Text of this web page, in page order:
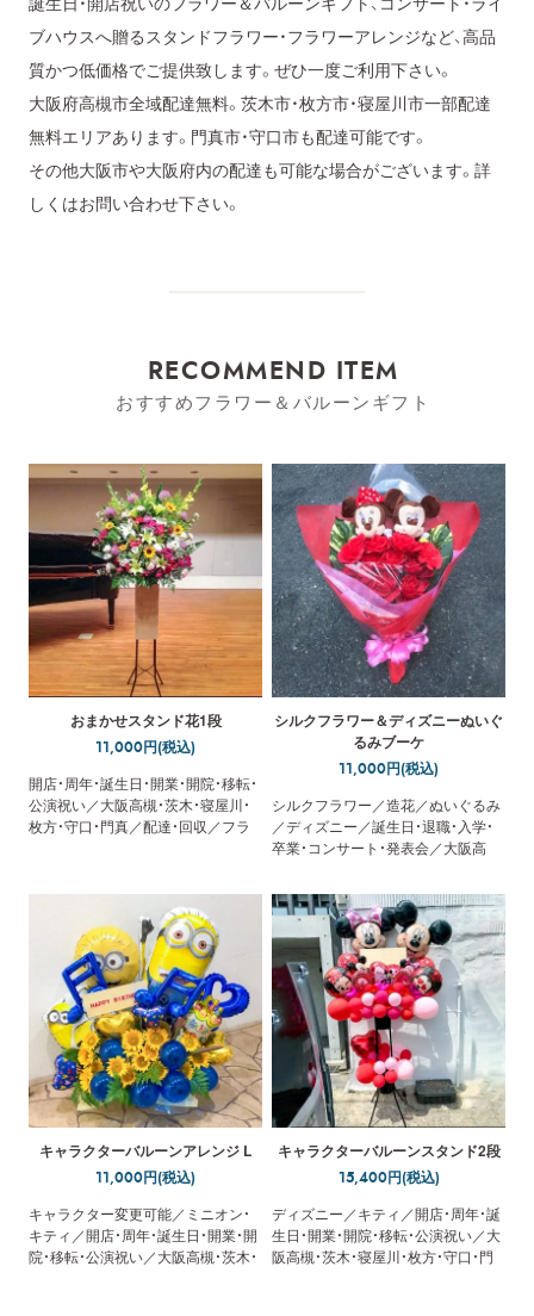
ブハウスへ贈るスタンドフラワー・フラワーアレンジなど、高品
質かつ低価格でご提供致します。ぜひ一度ご利用下さい。
大阪府高槻市全域配達無料。茨木市・枚方市・寝屋川市一部配達
無料エリアあります。門真市・守口市も配達可能です。
その他大阪市や大阪府内の配達も可能な場合がございます。詳
しくはお問い合わせ下さい。
RECOMMEND ITEM
おすすめフラワー＆バルーンギフト
おまかせスタンド花1段
11,000円(税込)
開店・周年・誕生日・開業・開院・移転・
公演祝い／大阪高槻・茨木・寝屋川・
枚方・守口・門真／配達・回収／フラ
シルクフラワー＆ディズニーぬいぐ
るみブーケ
11,000円(税込)
シルクフラワー／造花／ぬいぐるみ
／ディズニー／誕生日・退職・入学・
卒業・コンサート・発表会／大阪高
配達
キャラクターバルーンアレンジ L
11,000円(税込)
キャラクター変更可能／ミニオン・
キティ／開店・周年・誕生日・開業・開
院・移転・公演祝い／大阪高槻・茨木・
キャラクターバルーンスタンド2段
15,400円(税込)
ディズニー／キティ／開店・周年・誕
生日・開業・開院・移転・公演祝い／大
阪高槻・茨木・寝屋川・枚方・守口・門